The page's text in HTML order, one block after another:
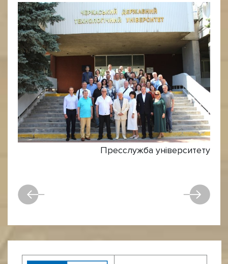
Пресслужба університету